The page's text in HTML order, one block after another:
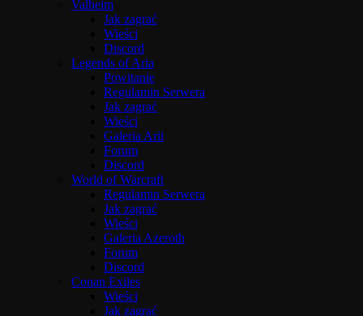
Valheim
Jak zagrać
Wieści
Discord
Legends of Aria
Powitanie
Regulamin Serwera
Jak zagrać
Wieści
Galeria Arii
Forum
Discord
World of Warcraft
Regulamin Serwera
Jak zagrać
Wieści
Galeria Azeroth
Forum
Discord
Conan Exiles
Wieści
Jak zagrać